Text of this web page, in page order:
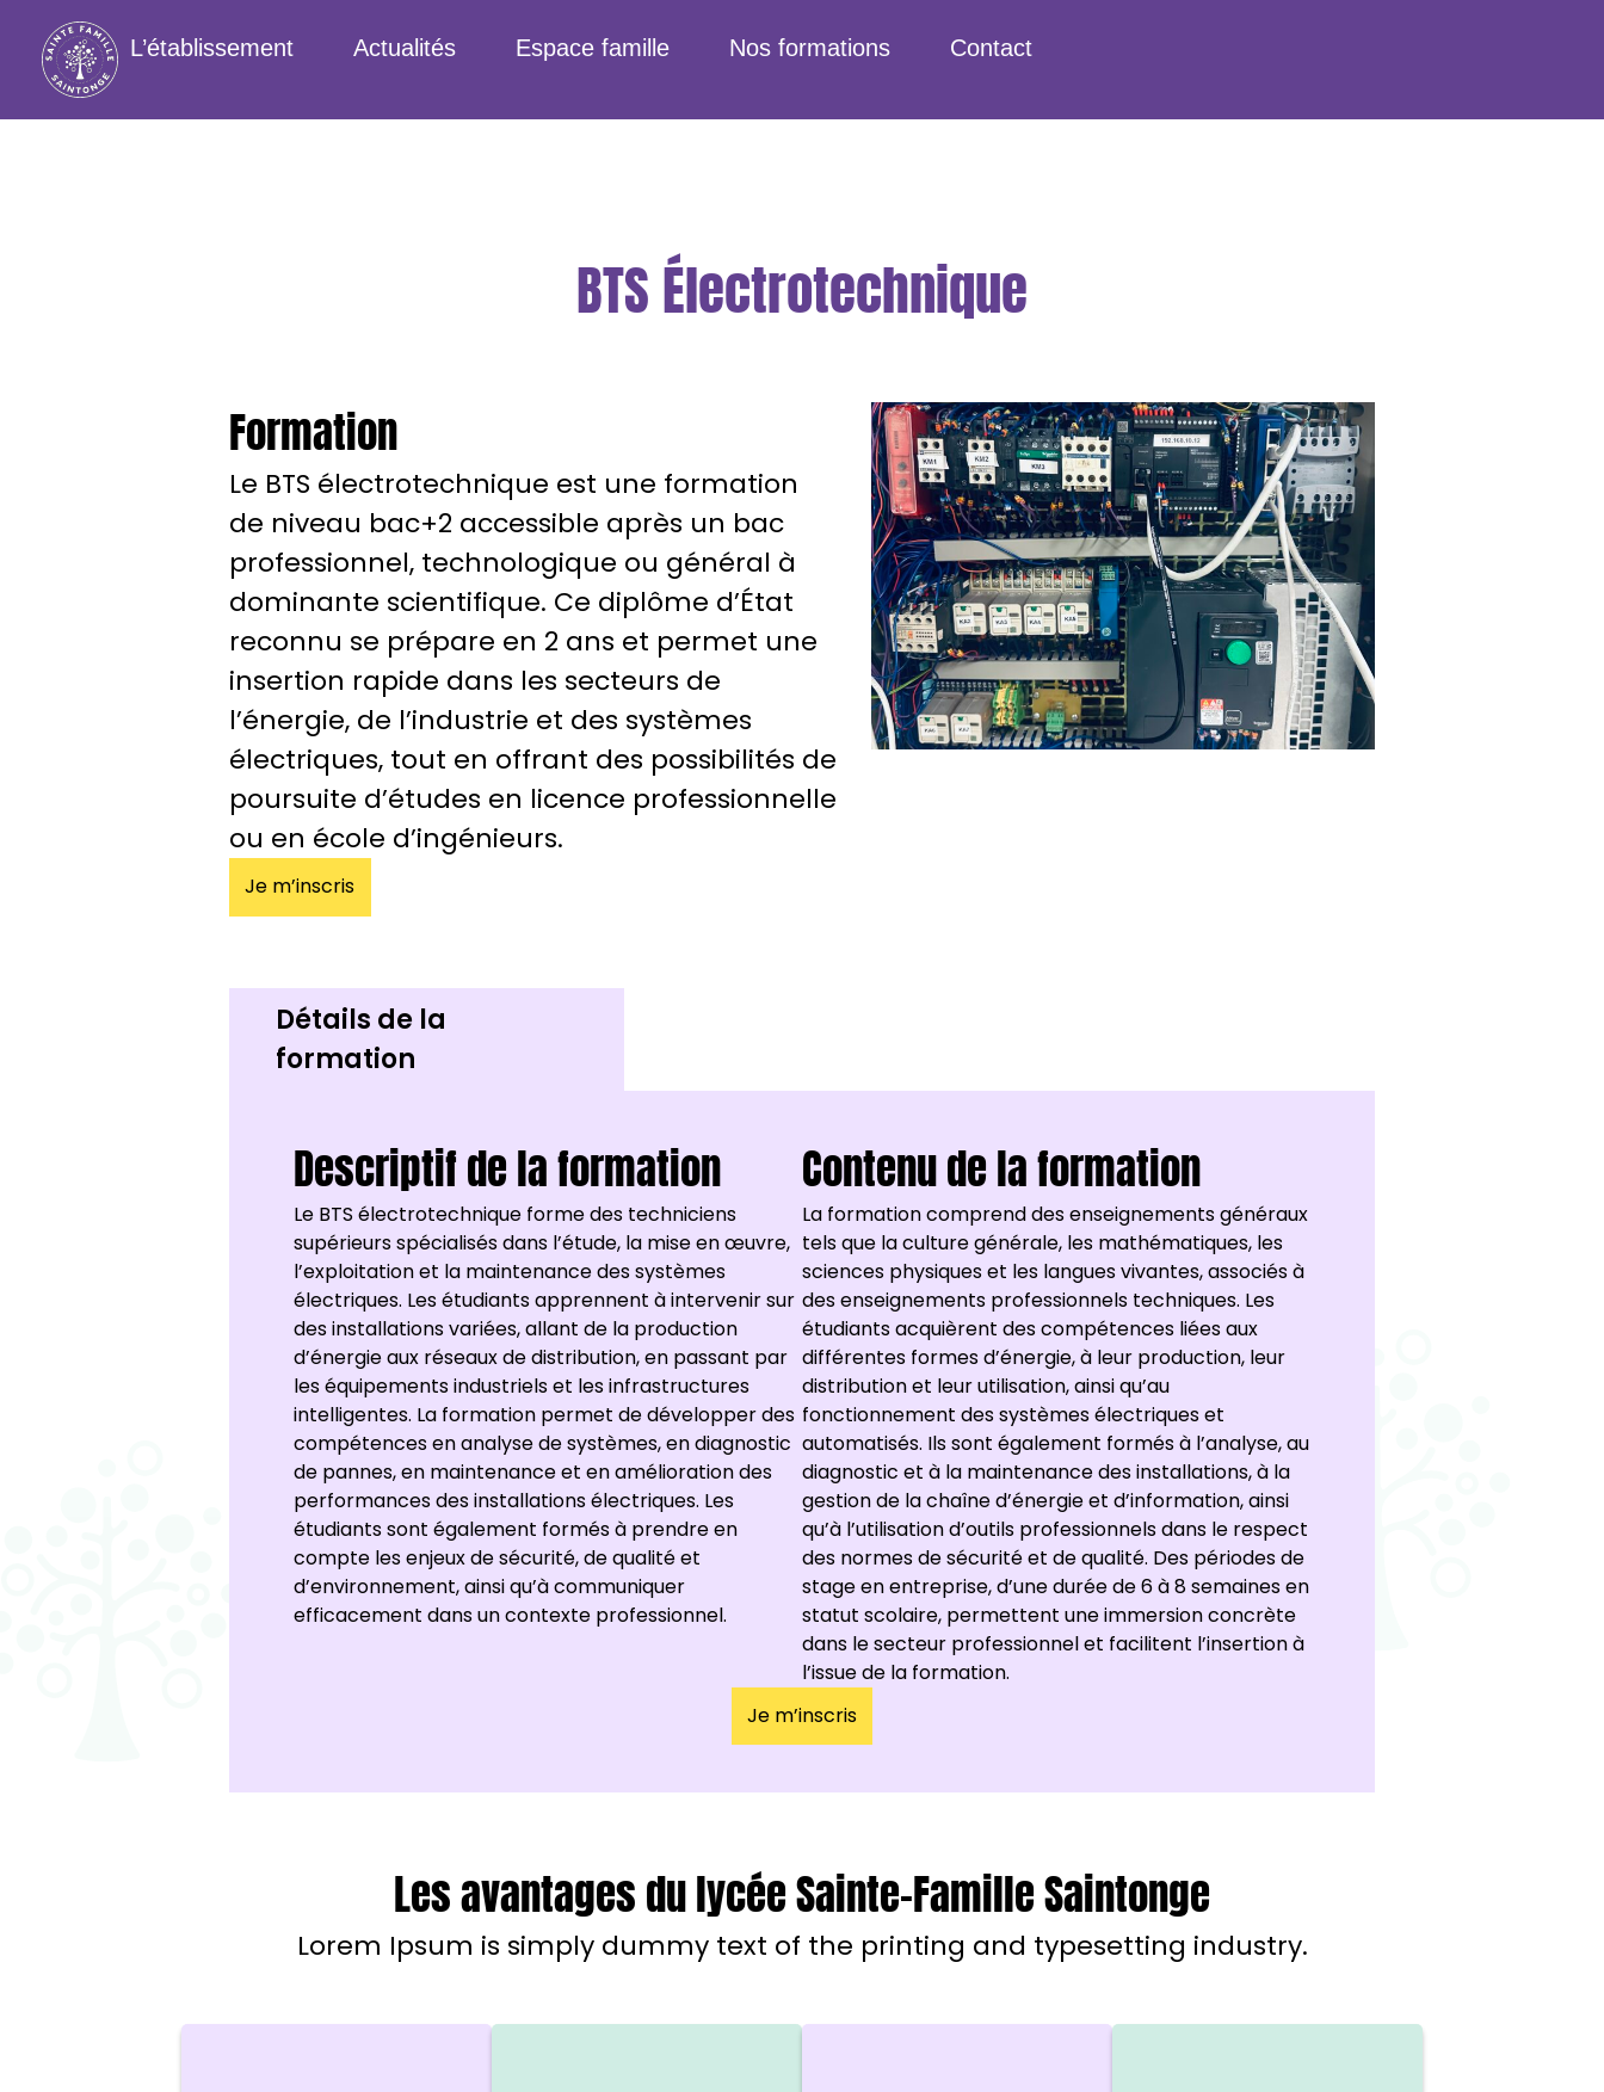
L’établissement Actualités Espace famille Nos formations Contact
BTS Électrotechnique
Formation
Le BTS électrotechnique est une formation
de niveau bac+2 accessible après un bac
professionnel, technologique ou général à
dominante scientifique. Ce diplôme d’État
reconnu se prépare en 2 ans et permet une
insertion rapide dans les secteurs de
l’énergie, de l’industrie et des systèmes
électriques, tout en offrant des possibilités de
poursuite d’études en licence professionnelle
ou en école d’ingénieurs.
Je m’inscris
Détails de la
formation
Descriptif de la formation
Le BTS électrotechnique forme des techniciens
supérieurs spécialisés dans l’étude, la mise en œuvre,
l’exploitation et la maintenance des systèmes
électriques. Les étudiants apprennent à intervenir sur
des installations variées, allant de la production
d’énergie aux réseaux de distribution, en passant par
les équipements industriels et les infrastructures
intelligentes. La formation permet de développer des
compétences en analyse de systèmes, en diagnostic
de pannes, en maintenance et en amélioration des
performances des installations électriques. Les
étudiants sont également formés à prendre en
compte les enjeux de sécurité, de qualité et
d’environnement, ainsi qu’à communiquer
efficacement dans un contexte professionnel.
Contenu de la formation
La formation comprend des enseignements généraux
tels que la culture générale, les mathématiques, les
sciences physiques et les langues vivantes, associés à
des enseignements professionnels techniques. Les
étudiants acquièrent des compétences liées aux
différentes formes d’énergie, à leur production, leur
distribution et leur utilisation, ainsi qu’au
fonctionnement des systèmes électriques et
automatisés. Ils sont également formés à l’analyse, au
diagnostic et à la maintenance des installations, à la
gestion de la chaîne d’énergie et d’information, ainsi
qu’à l’utilisation d’outils professionnels dans le respect
des normes de sécurité et de qualité. Des périodes de
stage en entreprise, d’une durée de 6 à 8 semaines en
statut scolaire, permettent une immersion concrète
dans le secteur professionnel et facilitent l’insertion à
l’issue de la formation.
Je m’inscris
Les avantages du lycée Sainte-Famille Saintonge
Lorem Ipsum is simply dummy text of the printing and typesetting industry.